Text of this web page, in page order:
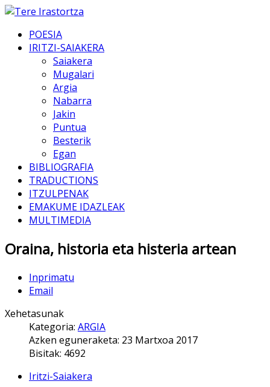
POESIA
IRITZI-SAIAKERA
Saiakera
Mugalari
Argia
Nabarra
Jakin
Puntua
Besterik
Egan
BIBLIOGRAFIA
TRADUCTIONS
ITZULPENAK
EMAKUME IDAZLEAK
MULTIMEDIA
Oraina, historia eta histeria artean
Inprimatu
Email
Xehetasunak
Kategoria: ARGIA
Azken eguneraketa: 23 Martxoa 2017
Bisitak: 4692
Iritzi-Saiakera